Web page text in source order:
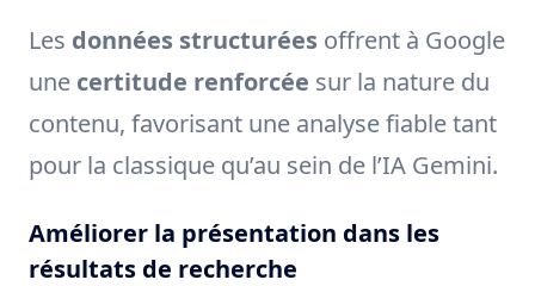
Les données structurées offrent à Google
une certitude renforcée sur la nature du
contenu, favorisant une analyse fiable tant
pour la classique qu’au sein de l’IA Gemini.
Améliorer la présentation dans les
résultats de recherche